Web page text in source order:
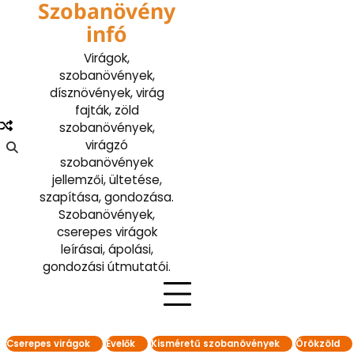
Szobanövény
infó
Virágok,
szobanövények,
dísznövények, virág
fajták, zöld
szobanövények,
virágzó
szobanövények
jellemzői, ültetése,
szapítása, gondozása.
Szobanövények,
cserepes virágok
leírásai, ápolási,
gondozási útmutatói.
Cserepes virágok Évelők Kisméretű szobanövények
Örökzöld